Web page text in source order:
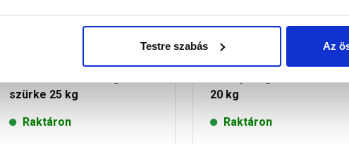
Testre szabás Az
szürke 25 kg
Raktáron
20 kg
Raktáron